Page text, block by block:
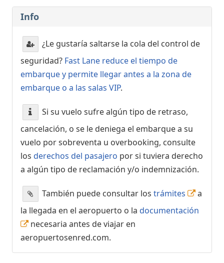
Info
¿Le gustaría saltarse la cola del control de
seguridad? Fast Lane reduce el tiempo de
embarque y permite llegar antes a la zona de
embarque o a las salas VIP.
Si su vuelo sufre algún tipo de retraso,
cancelación, o se le deniega el embarque a su
vuelo por sobreventa u overbooking, consulte
los derechos del pasajero por si tuviera derecho
a algún tipo de reclamación y/o indemnización.
También puede consultar los trámites
a
la llegada en el aeropuerto o la documentación
necesaria antes de viajar en
aeropuertosenred.com.